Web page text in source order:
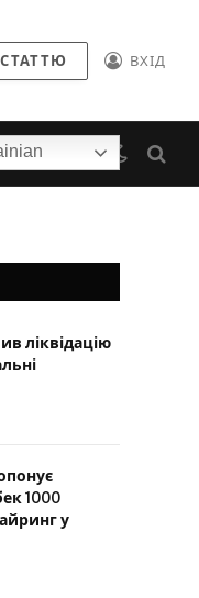
ВХІД
ліквідацію
1000
у